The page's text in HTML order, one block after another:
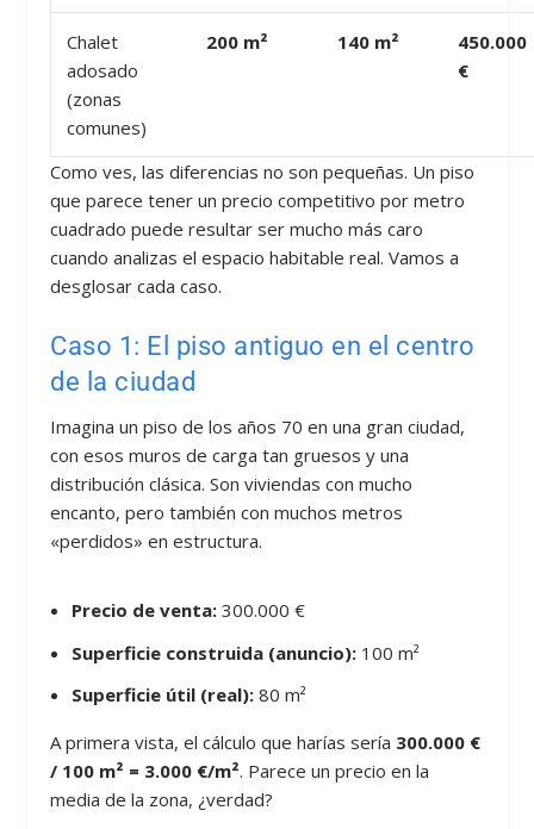
Chalet
adosado
(zonas
comunes)
200 m² 140 m²
450.000
€
Como ves, las diferencias no son pequeñas. Un piso
que parece tener un precio competitivo por metro
cuadrado puede resultar ser mucho más caro
cuando analizas el espacio habitable real. Vamos a
desglosar cada caso.
Caso 1: El piso antiguo en el centro
de la ciudad
Imagina un piso de los años 70 en una gran ciudad,
con esos muros de carga tan gruesos y una
distribución clásica. Son viviendas con mucho
encanto, pero también con muchos metros
«perdidos» en estructura.
Precio de venta:300.000 €
Superficie construida (anuncio):100 m²
Superficie útil (real):80 m²
A primera vista, el cálculo que harías sería 300.000 €
/ 100 m² = 3.000 €/m². Parece un precio en la
media de la zona, ¿verdad?